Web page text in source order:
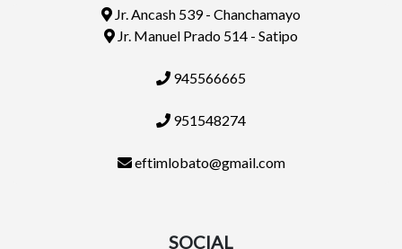
Jr. Ancash 539 - Chanchamayo
Jr. Manuel Prado 514 - Satipo
945566665
951548274
eftimlobato@gmail.com
SOCIAL